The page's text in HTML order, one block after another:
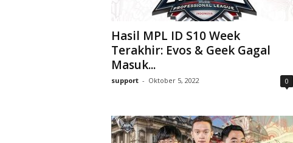
Hasil MPL ID S10 Week
Terakhir: Evos & Geek Gagal
Masuk...
support - Oktober 5, 2022 0